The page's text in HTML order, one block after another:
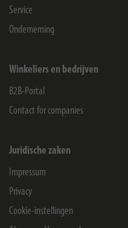
Service
Onderneming
Winkeliers en bedrijven
B2B-Portal
Contact for companies
Juridische zaken
Impressum
Privacy
Cookie-instellingen